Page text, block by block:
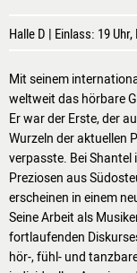
Halle D | Einlass: 19
Mit seinem
weltweit das hörbare
Er war der Erste, der
Wurzeln der aktuellen
verpasste. Bei
Preziosen aus
erscheinen in einem
Seine Arbeit als
fortlaufenden
hör-, fühl- und